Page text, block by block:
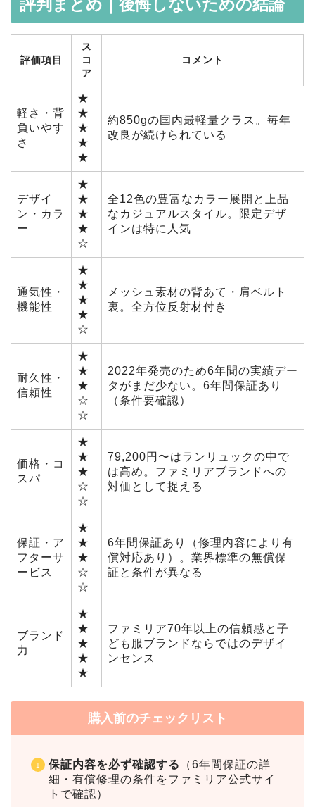
評判まとめ｜後悔しないための結論
評価項目
ス
コ
ア
コメント
軽さ・背
負いやす
さ
★
★
★
★
★
約850gの国内最軽量クラス。毎年
改良が続けられている
デザイ
ン・カラ
ー
★
★
★
★
☆
全12色の豊富なカラー展開と上品
なカジュアルスタイル。限定デザ
インは特に人気
通気性・
機能性
★
★
★
★
☆
メッシュ素材の背あて・肩ベルト
裏。全方位反射材付き
耐久性・
信頼性
★
★
★
☆
☆
2022年発売のため6年間の実績デー
タがまだ少ない。6年間保証あり
（条件要確認）
価格・コ
スパ
★
★
★
☆
☆
79,200円〜はランリュックの中で
は高め。ファミリアブランドへの
対価として捉える
保証・ア
フターサ
ービス
★
★
★
☆
☆
6年間保証あり（修理内容により有
償対応あり）。業界標準の無償保
証と条件が異なる
ブランド
力
★
★
★
★
★
ファミリア70年以上の信頼感と子
ども服ブランドならではのデザイ
ンセンス
購入前のチェックリスト
保証内容を必ず確認する
（6年間保証の詳
細・有償修理の条件をファミリア公式サイ
トで確認）